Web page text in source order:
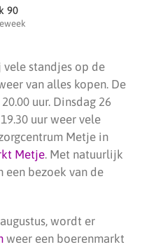
90
vele standjes op de
van alles kopen. De
uur. Dinsdag 26
uur weer vele
Metje in
Metje. Met natuurlijk
bezoek van de
wordt er
weer een boerenmarkt